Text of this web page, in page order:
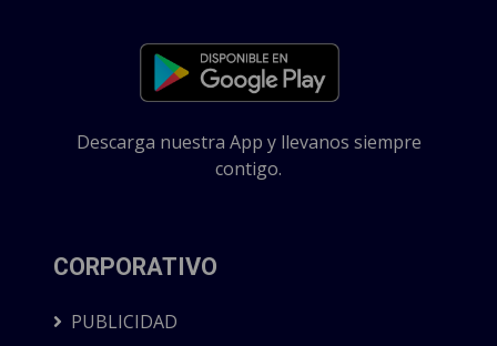
Descarga nuestra App y llevanos siempre
contigo.
CORPORATIVO
PUBLICIDAD